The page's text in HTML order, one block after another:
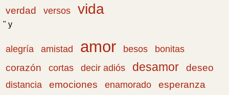
verdad
versos vida
" y
alegría amistad amor besos
bonitas
corazón
cortas decir adiós desamor deseo
distancia emociones enamorado esperanza